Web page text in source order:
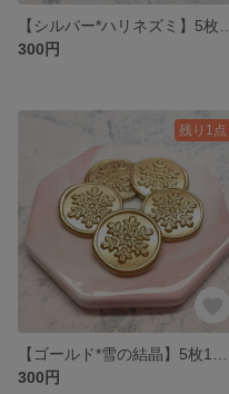
300円
残り1点
300円